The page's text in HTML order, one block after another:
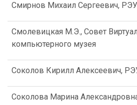
Смирнов Михаил Сергеевич,
Смолевицкая М.Э., Совет
компьютерного музея
Соколов Кирилл Алексеевич,
Соколова Марина